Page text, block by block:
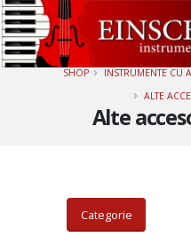
Alte
SHOP INSTRUMENTE CU
ALTE
Categorie